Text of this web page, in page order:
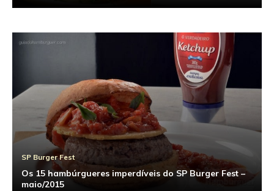
SP Burger Fest
Os 15 hambúrgueres imperdíveis do SP Burger Fest –
maio/2015